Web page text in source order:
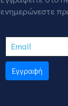
ενημερώνεστε
Εγγραφή